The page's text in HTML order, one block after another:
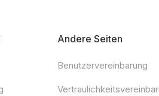
Andere Seiten
Benutzervereinbarung